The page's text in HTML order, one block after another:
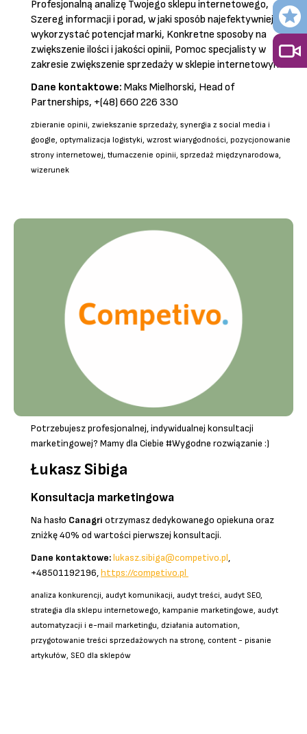
Profesjonalną analizę Twojego sklepu internetowego,
Szereg informacji i porad, w jaki sposób najefektywniej
wykorzystać potencjał marki, Konkretne sposoby na
zwiększenie ilości i jakości opinii, Pomoc specjalisty w
zakresie zwiększenie sprzedaży w sklepie internetowym
Dane kontaktowe: Maks Mielhorski, Head of
Partnerships, +(48) 660 226 330
zbieranie opinii, zwiekszanie sprzedaży, synergia z social media i
google, optymalizacja logistyki, wzrost wiarygodności, pozycjonowanie
strony internetowej, tłumaczenie opinii, sprzedaż międzynarodowa,
wizerunek
Potrzebujesz profesjonalnej, indywidualnej konsultacji
marketingowej? Mamy dla Ciebie #Wygodne rozwiązanie :)
Łukasz Sibiga
Konsultacja marketingowa
Na hasło Canagri otrzymasz dedykowanego opiekuna oraz
zniżkę 40% od wartości pierwszej konsultacji.
Dane kontaktowe:lukasz.sibiga@competivo.pl,
+48501192196,https://competivo.pl
analiza konkurencji, audyt komunikacji, audyt treści, audyt SEO,
strategia dla sklepu internetowego, kampanie marketingowe, audyt
automatyzacji i e-mail marketingu, działania automation,
przygotowanie treści sprzedażowych na stronę, content - pisanie
artykułów, SEO dla sklepów